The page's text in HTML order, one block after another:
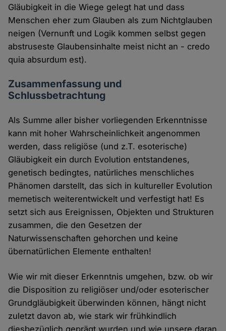
Gläubigkeit in die Wiege gelegt hat und dass
Menschen eher zum Glauben als zum Nichtglauben
neigen (Vernunft und Logik kommen selbst gegen
abstruseste Glaubensinhalte meist nicht an - credo
quia absurdum est).
Zusammenfassung und
Schlussbetrachtung
Als Summe aller bisher vorliegenden Erkenntnisse
kann mit hoher Wahrscheinlichkeit angenommen
werden, dass religiöse (und z.T. esoterische)
Gläubigkeit ein durch Evolution entstandenes,
genetisch bedingtes, natürliches menschliches
Phänomen darstellt, das sich in kultureller Evolution
memetisch weiterentwickelt und verfestigt hat! Es
setzt sich aus Ereignissen, Objekten und Strukturen
zusammen, die den Gesetzen der
Naturwissenschaften gehorchen und keine
übernatürlichen Elemente enthalten!
Wie wir mit dieser Erkenntnis umgehen, bzw. ob wir
die Disposition zu religiöser und/oder esoterischer
Grundgläubigkeit überwinden können, hängt nicht
zuletzt davon ab, wie stark wir frühkindlich